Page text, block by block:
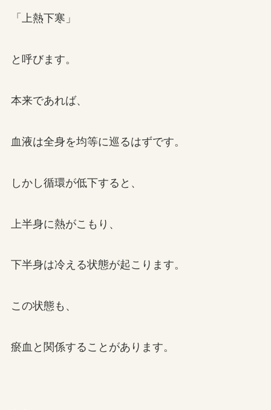
「上熱下寒」
と呼びます。
本来であれば、
血液は全身を均等に巡るはずです。
しかし循環が低下すると、
上半身に熱がこもり、
下半身は冷える状態が起こります。
この状態も、
瘀血と関係することがあります。